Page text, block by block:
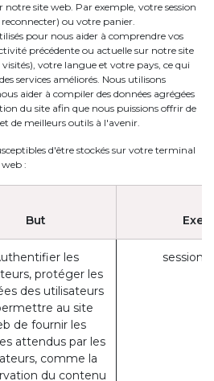
site web. Par exemple, votre session
ou votre panier.
pour nous aider à comprendre vos
précédente ou actuelle sur notre site
votre langue et votre pays, ce qui
services améliorés. Nous utilisons
aider à compiler des données agrégées
du site afin que nous puissions offrir de
de meilleurs outils à l'avenir.
d'être stockés sur votre terminal
:
But
les
protéger les
des utilisateurs
au site
de fournir les
attendus par les
comme la
du contenu